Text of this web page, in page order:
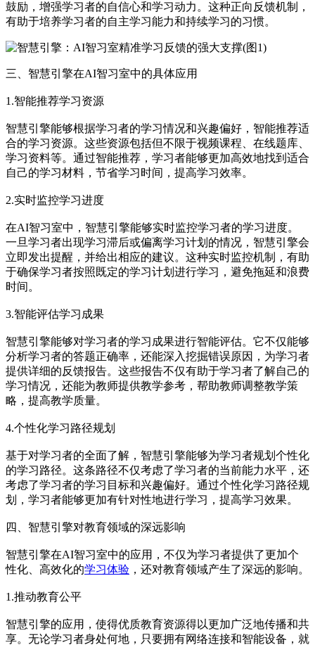
鼓励，增强学习者的自信心和学习动力。这种正向反馈机制，
有助于培养学习者的自主学习能力和持续学习的习惯。
三、智慧引擎在AI智习室中的具体应用
1.智能推荐学习资源
智慧引擎能够根据学习者的学习情况和兴趣偏好，智能推荐适
合的学习资源。这些资源包括但不限于视频课程、在线题库、
学习资料等。通过智能推荐，学习者能够更加高效地找到适合
自己的学习材料，节省学习时间，提高学习效率。
2.实时监控学习进度
在AI智习室中，智慧引擎能够实时监控学习者的学习进度。
一旦学习者出现学习滞后或偏离学习计划的情况，智慧引擎会
立即发出提醒，并给出相应的建议。这种实时监控机制，有助
于确保学习者按照既定的学习计划进行学习，避免拖延和浪费
时间。
3.智能评估学习成果
智慧引擎能够对学习者的学习成果进行智能评估。它不仅能够
分析学习者的答题正确率，还能深入挖掘错误原因，为学习者
提供详细的反馈报告。这些报告不仅有助于学习者了解自己的
学习情况，还能为教师提供教学参考，帮助教师调整教学策
略，提高教学质量。
4.个性化学习路径规划
基于对学习者的全面了解，智慧引擎能够为学习者规划个性化
的学习路径。这条路径不仅考虑了学习者的当前能力水平，还
考虑了学习者的学习目标和兴趣偏好。通过个性化学习路径规
划，学习者能够更加有针对性地进行学习，提高学习效果。
四、智慧引擎对教育领域的深远影响
智慧引擎在AI智习室中的应用，不仅为学习者提供了更加个
性化、高效化的学习体验 ，还对教育领域产生了深远的影响。
1.推动教育公平
智慧引擎的应用，使得优质教育资源得以更加广泛地传播和共
享。无论学习者身处何地，只要拥有网络连接和智能设备，就